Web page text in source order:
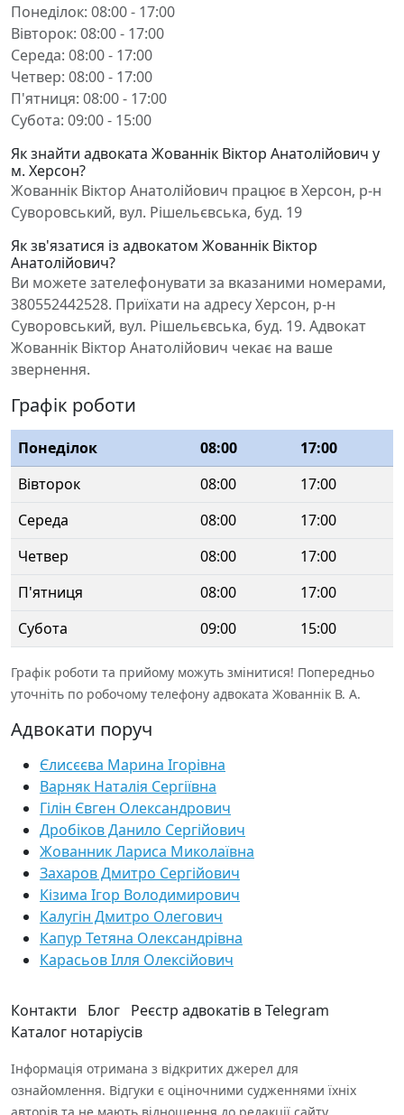
Понеділок: 08:00 - 17:00
Вівторок: 08:00 - 17:00
Середа: 08:00 - 17:00
Четвер: 08:00 - 17:00
П'ятниця: 08:00 - 17:00
Субота: 09:00 - 15:00
Як знайти адвоката Жованнік Віктор Анатолійович у
м. Херсон?
Жованнік Віктор Анатолійович працює в Херсон, р-н
Суворовський, вул. Рішельєвська, буд. 19
Як зв'язатися із адвокатом Жованнік Віктор
Анатолійович?
Ви можете зателефонувати за вказаними номерами,
380552442528. Приїхати на адресу Херсон, р-н
Суворовський, вул. Рішельєвська, буд. 19. Адвокат
Жованнік Віктор Анатолійович чекає на ваше
звернення.
Графік роботи
Понеділок 08:00
17:00
Вівторок
08:00
17:00
Середа
08:00
17:00
Четвер
08:00
17:00
П'ятниця
08:00
17:00
Субота
09:00 15:00
Графік роботи та прийому можуть змінитися! Попередньо
уточніть по робочому телефону адвоката Жованнік В. А.
Адвокати поруч
Єлисєєва Марина Ігорівна
Варняк Наталія Сергіївна
Гілін Євген Олександрович
Дробіков Данило Сергійович
Жованник Лариса Миколаївна
Захаров Дмитро Сергійович
Кізима Ігор Володимирович
Калугін Дмитро Олегович
Капур Тетяна Олександрівна
Карасьов Ілля Олексійович
Контакти Блог Реєстр адвокатів в Telegram
Каталог нотаріусів
Інформація отримана з відкритих джерел для
ознайомлення. Відгуки є оціночними судженнями їхніх